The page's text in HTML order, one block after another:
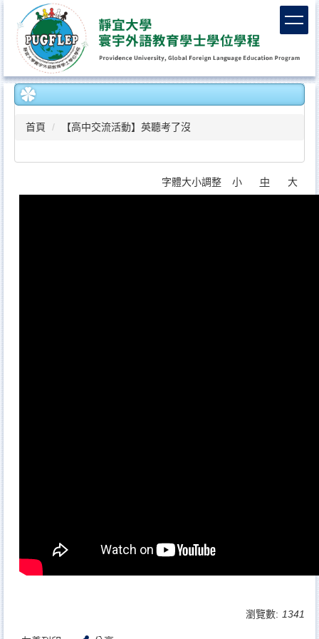
容
區
首頁 【高中交流活動】英聽考了沒
字體大小調整 小 中 大
瀏覽數: 1341